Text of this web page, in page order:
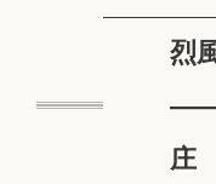
烈
——
庄